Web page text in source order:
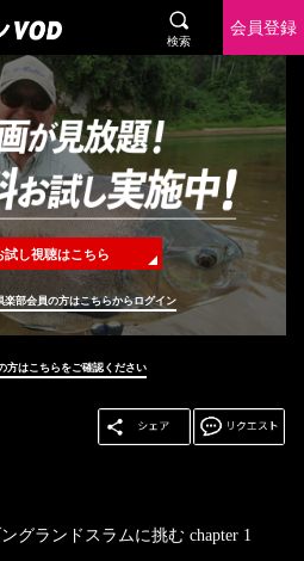
検索
会員登録
試し視聴はこちら
楽部会員の方はこちらからログイン
方はこちらをご確認ください
グランドスラムに挑む chapter 1